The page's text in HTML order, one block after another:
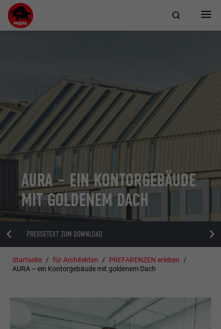
AURA – EIN KONTORGEBÄUDE
MIT GOLDENEM DACH
PRESSETEXT ZUM DOWNLOAD
Startseite für Architekten
PREFARENZEN erleben
AURA – ein Kontorgebäude mit goldenem Dach